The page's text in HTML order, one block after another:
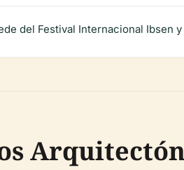
del Festival Internacional Ibsen